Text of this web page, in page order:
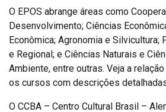
O EPOS abrange áreas como
Desenvolvimento; Ciências
Econômica; Agronomia e Silvicultura;
e Regional; e Ciências Naturais e
Ambiente, entre outras. Veja a
os cursos com descrições
O CCBA – Centro Cultural Brasil –